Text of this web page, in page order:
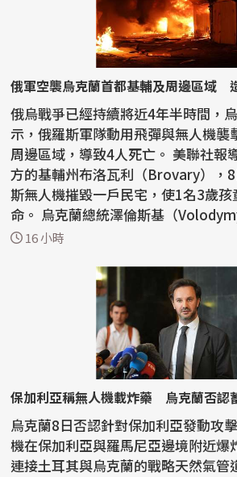
俄軍空襲烏克蘭首都基輔及周邊區域
俄烏戰爭已經持續將近4年半時間，
示，俄羅斯軍隊動用飛彈與無人機襲
周邊區域，導致4人死亡。 美聯社報導，在基輔市東北
方的基輔州布洛瓦利（Brovary），
斯無人機摧毀一戶民宅，使1名3歲
命。 烏克蘭總統澤倫斯基（Volodymyr Zelenskyy）還
提到，基輔...
16 小時
保加利亞稱無人機載炸藥 烏克蘭否認
烏克蘭8日否認針對保加利亞發動攻
機在保加利亞與羅馬尼亞邊境附近爆
連接土耳其與烏克蘭的戰略天然氣管